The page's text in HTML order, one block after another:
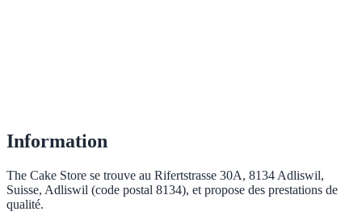
Information
The Cake Store se trouve au Rifertstrasse 30A, 8134 Adliswil,
Suisse, Adliswil (code postal 8134), et propose des prestations de
qualité.